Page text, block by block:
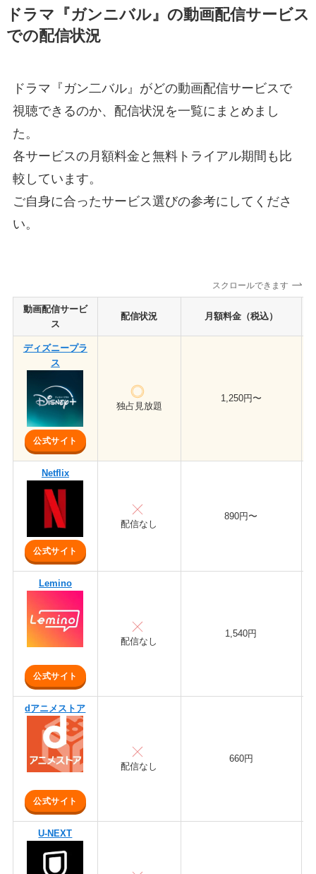
ドラマ『ガンニバル』の動画配信サービス
での配信状況
ドラマ『ガン二バル』がどの動画配信サービスで
視聴できるのか、配信状況を一覧にまとめまし
た。
各サービスの月額料金と無料トライアル期間も比
較しています。
ご自身に合ったサービス選びの参考にしてくださ
い。
スクロールできます
動画配信サービ
ス
配信状況 月額料金（税込）
ディズニープラ
ス
公式サイト
独占見放題
1,250円〜
Netflix
公式サイト
配信なし
890円〜
Lemino
公式サイト
配信なし
1,540円
dアニメストア
公式サイト
配信なし
660円
U-NEXT